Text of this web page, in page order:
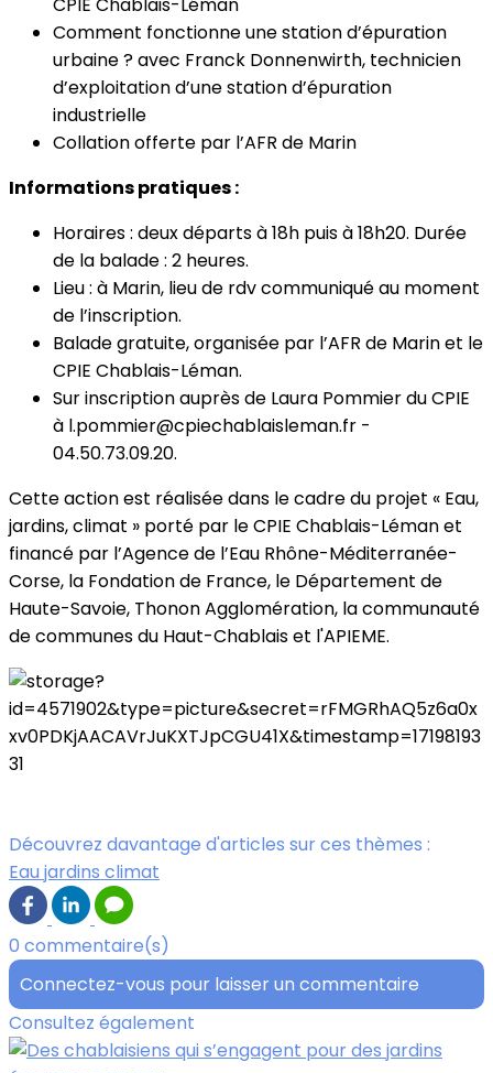
CPIE Chablais-Léman
Comment fonctionne une station d’épuration
urbaine ? avec Franck Donnenwirth, technicien
d’exploitation d’une station d’épuration
industrielle
Collation offerte par l’AFR de Marin
Informations pratiques :
Horaires : deux départs à 18h puis à 18h20. Durée
de la balade : 2 heures.
Lieu : à Marin, lieu de rdv communiqué au moment
de l’inscription.
Balade gratuite, organisée par l’AFR de Marin et le
CPIE Chablais-Léman.
Sur inscription auprès de Laura Pommier du CPIE
à l.pommier@cpiechablaisleman.fr -
04.50.73.09.20.
Cette action est réalisée dans le cadre du projet « Eau,
jardins, climat » porté par le CPIE Chablais-Léman et
financé par l’Agence de l’Eau Rhône-Méditerranée-
Corse, la Fondation de France, le Département de
Haute-Savoie, Thonon Agglomération, la communauté
de communes du Haut-Chablais et l'APIEME.
Découvrez davantage d'articles sur ces thèmes :
Eau jardins climat
0 commentaire(s)
Connectez-vous pour laisser un commentaire
Consultez également